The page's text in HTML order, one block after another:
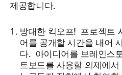
제공합니다.
방대한 킥오프! 프로젝트
어를 공개할 시간을 내어
다. 아이디어를 브레인스
트보드를 사용할 의제에